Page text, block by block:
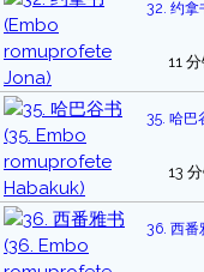
32. 约
11
35. 哈
13
36. 西